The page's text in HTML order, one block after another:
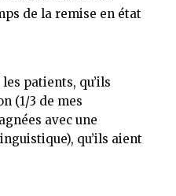
de la remise en état
patients, qu’ils
(1/3 de mes
avec une
qu’ils aient